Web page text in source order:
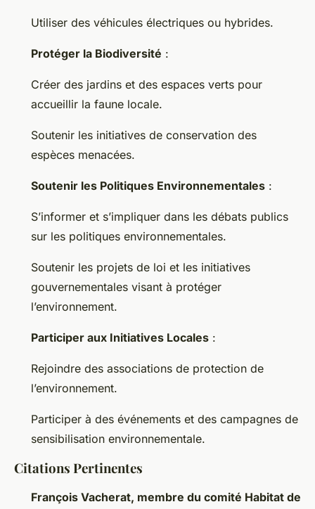
Utiliser des véhicules électriques ou hybrides.
Protéger la Biodiversité :
Créer des jardins et des espaces verts pour
accueillir la faune locale.
Soutenir les initiatives de conservation des
espèces menacées.
Soutenir les Politiques Environnementales :
S’informer et s’impliquer dans les débats publics
sur les politiques environnementales.
Soutenir les projets de loi et les initiatives
gouvernementales visant à protéger
l’environnement.
Participer aux Initiatives Locales :
Rejoindre des associations de protection de
l’environnement.
Participer à des événements et des campagnes de
sensibilisation environnementale.
Citations Pertinentes
François Vacherat, membre du comité Habitat de